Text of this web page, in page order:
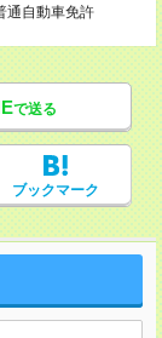
自動車免許
で送る
ブックマーク